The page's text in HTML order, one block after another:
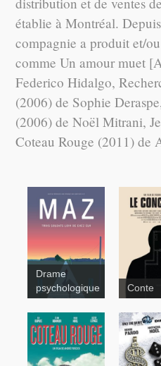
établie à Montréal.
compagnie a produit et/
comme Un amour muet
Federico Hidalgo,
(2006) de Sophie
(2006) de Noël Mitrani,
Coteau Rouge (2011) de
Drame
psychologique
Conte